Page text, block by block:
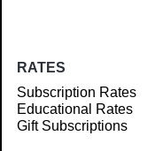
RATES
Subscription Rates
Educational Rates
Gift Subscriptions